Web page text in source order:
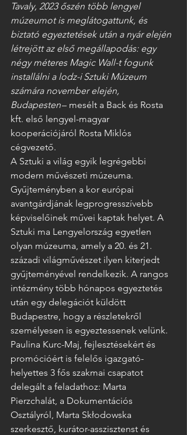
Tavaly, 2023 őszén több lengyel
múzeumot is meglátogattunk, és
biztató egyeztetések után a nyár elején
létrejött az első megállapodás: egy
négy méteres Magic Wall-t fogunk
installálni a lodz-i Sztuki Múzeum
számára november elején,
Budapesten – mesélt a Back és Rosta
kft. első lengyel-magyar
kooperációjáról Rosta Miklós
cégvezető.
A Sztuki a világ egyik legrégebbi
modern művészeti múzeuma.
Gyűjteményben a kor európai
avantgárdjának legprogresszívebb
képviselőinek művei kaptak helyet. A
Sztuki ma Lengyelország egyetlen
olyan múzeuma, amely a 20. és 21.
századi világművészet ilyen kiterjedt
gyűjteményével rendelkezik. A rangos
intézmény több hónapos egyeztetés
után egy delegációt küldött
Budapestre, hogy a részletekről
személyesen is egyeztessenek velünk.
Paulina Kurc-Maj, fejlesztésekért és
promócióért is felelős igazgató-
helyettes 3 fős szakmai csapatot
delegált a feladathoz: Marta
Pierzchalát, a Dokumentációs
Osztályról, Marta Skłodowska
szerkesztő, kurátor-asszisztenst és